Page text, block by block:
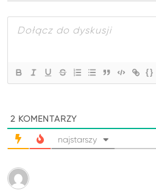
{}
2 KOMENTARZY
najstarszy